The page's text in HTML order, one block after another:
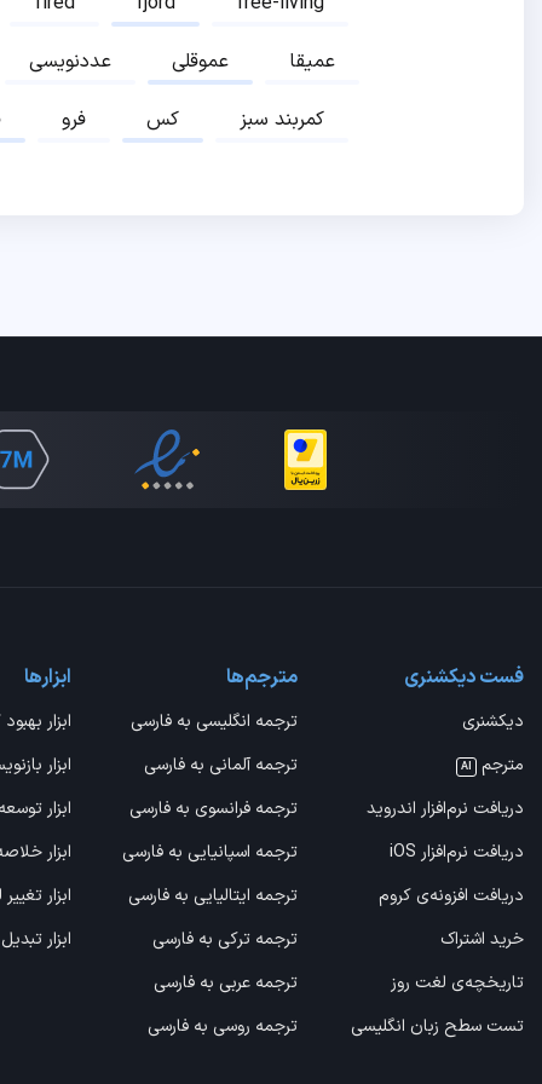
عددنویسی
عموقلی
عمیقا
فرو کس کمربند سبز
فست دیکشنری
دیکشنری
مترجم
AI
دریافت نرم‌افزار اندروید
دریافت نرم‌افزار iOS
دریافت افزونه‌ی کروم
خرید اشتراک
تاریخچه‌ی لغت روز
تست سطح زبان انگلیسی
مترجم‌ها
ترجمه انگلیسی به فارسی
ترجمه آلمانی به فارسی
ترجمه فرانسوی به فارسی
ترجمه اسپانیایی به فارسی
ترجمه ایتالیایی به فارسی
ترجمه ترکی به فارسی
ترجمه عربی به فارسی
ترجمه روسی به فارسی
ابزارها
ابزار
ابزار
ابزار
ابزار
ابزار
ابزار